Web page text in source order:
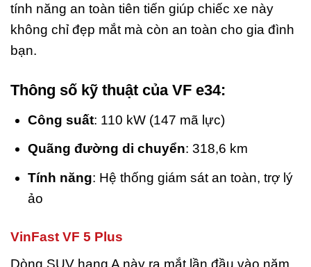
tính năng an toàn tiên tiến giúp chiếc xe này
không chỉ đẹp mắt mà còn an toàn cho gia đình
bạn.
Thông số kỹ thuật của VF e34:
Công suất: 110 kW (147 mã lực)
Quãng đường di chuyển: 318,6 km
Tính năng: Hệ thống giám sát an toàn, trợ lý
ảo
VinFast VF 5 Plus
Dòng SUV hạng A này ra mắt lần đầu vào năm